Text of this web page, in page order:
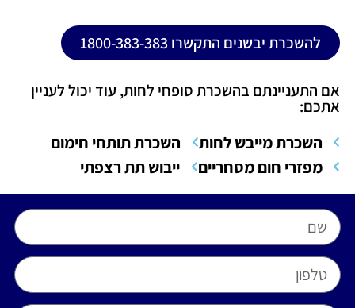
להשכרת יבשנים התקשרו 1800-383-383
אם התעניינתם בהשכרת סופחי לחות, עוד יכול לעניין
אתכם:
השכרת מייבש לחות
השכרת תותחי חימום
מפזרי חום מסחריים
ייבוש תת רצפתי